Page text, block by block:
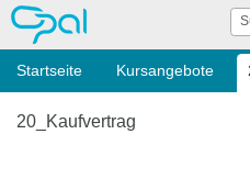
OPAL
Startseite Kursangebote
20_Kaufvertrag